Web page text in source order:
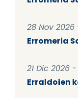
28 Nov 2026
Erromeria
21 Dic 2026 -
Erraldoien